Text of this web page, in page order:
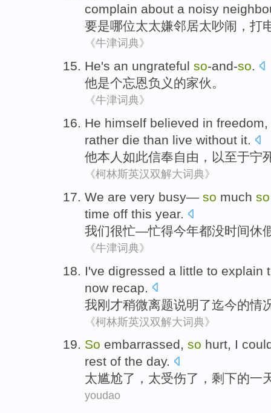
complain about a noisy
要是哪位太太嫌邻居太吵闹 ， 打
《牛津词典》
He's an ungrateful so-and-so.
他是个忘恩负义的家伙。
《牛津词典》
He himself believed in freedom,
rather die than live without it.
他本人 如此信奉自由 ，以至于宁
《柯林斯英汉双解大词典》
We are very busy— so much so
time off this year.
我们很忙—忙得今年都没时间休
《牛津词典》
I've digressed a little to explain
now recap
我刚才稍微离题说明了迄今的情
《柯林斯英汉双解大词典》
So embarrassed, so hurt, I
rest of the day.
太尴尬了 ，太受伤了 ， 剩下的一
youdao